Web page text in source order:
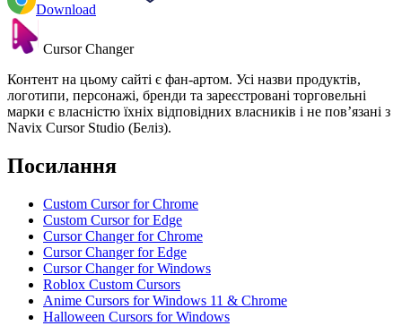
Download
Cursor Changer
Контент на цьому сайті є фан-артом. Усі назви продуктів,
логотипи, персонажі, бренди та зареєстровані торговельні
марки є власністю їхніх відповідних власників і не пов’язані з
Navix Cursor Studio (Беліз).
Посилання
Custom Cursor for Chrome
Custom Cursor for Edge
Cursor Changer for Chrome
Cursor Changer for Edge
Cursor Changer for Windows
Roblox Custom Cursors
Anime Cursors for Windows 11 & Chrome
Halloween Cursors for Windows